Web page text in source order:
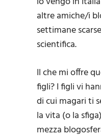
altre amiche/i
settimane
scientifica.
Il che mi offre
figli? I figli vi
di cui magari ti
la vita (o la
mezza